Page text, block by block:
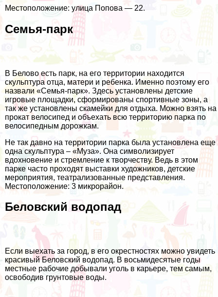
Местоположение: улица Попова — 22.
Семья-парк
В Белово есть парк, на его территории находится
скульптура отца, матери и ребенка. Именно поэтому его
назвали «Семья-парк». Здесь установлены детские
игровые площадки, сформированы спортивные зоны, а
так же установлены скамейки для отдыха. Можно взять на
прокат велосипед и объехать всю территорию парка по
велосипедным дорожкам.
Не так давно на территории парка была установлена еще
одна скульптура – «Муза». Она символизирует
вдохновение и стремление к творчеству. Ведь в этом
парке часто проходят выставки художников, детские
мероприятия, театрализованные представления.
Местоположение: 3 микрорайон.
Беловский водопад
Если выехать за город, в его окрестностях можно увидеть
красивый Беловский водопад. В восьмидесятые годы
местные рабочие добывали уголь в карьере, тем самым,
освободив грунтовые воды.